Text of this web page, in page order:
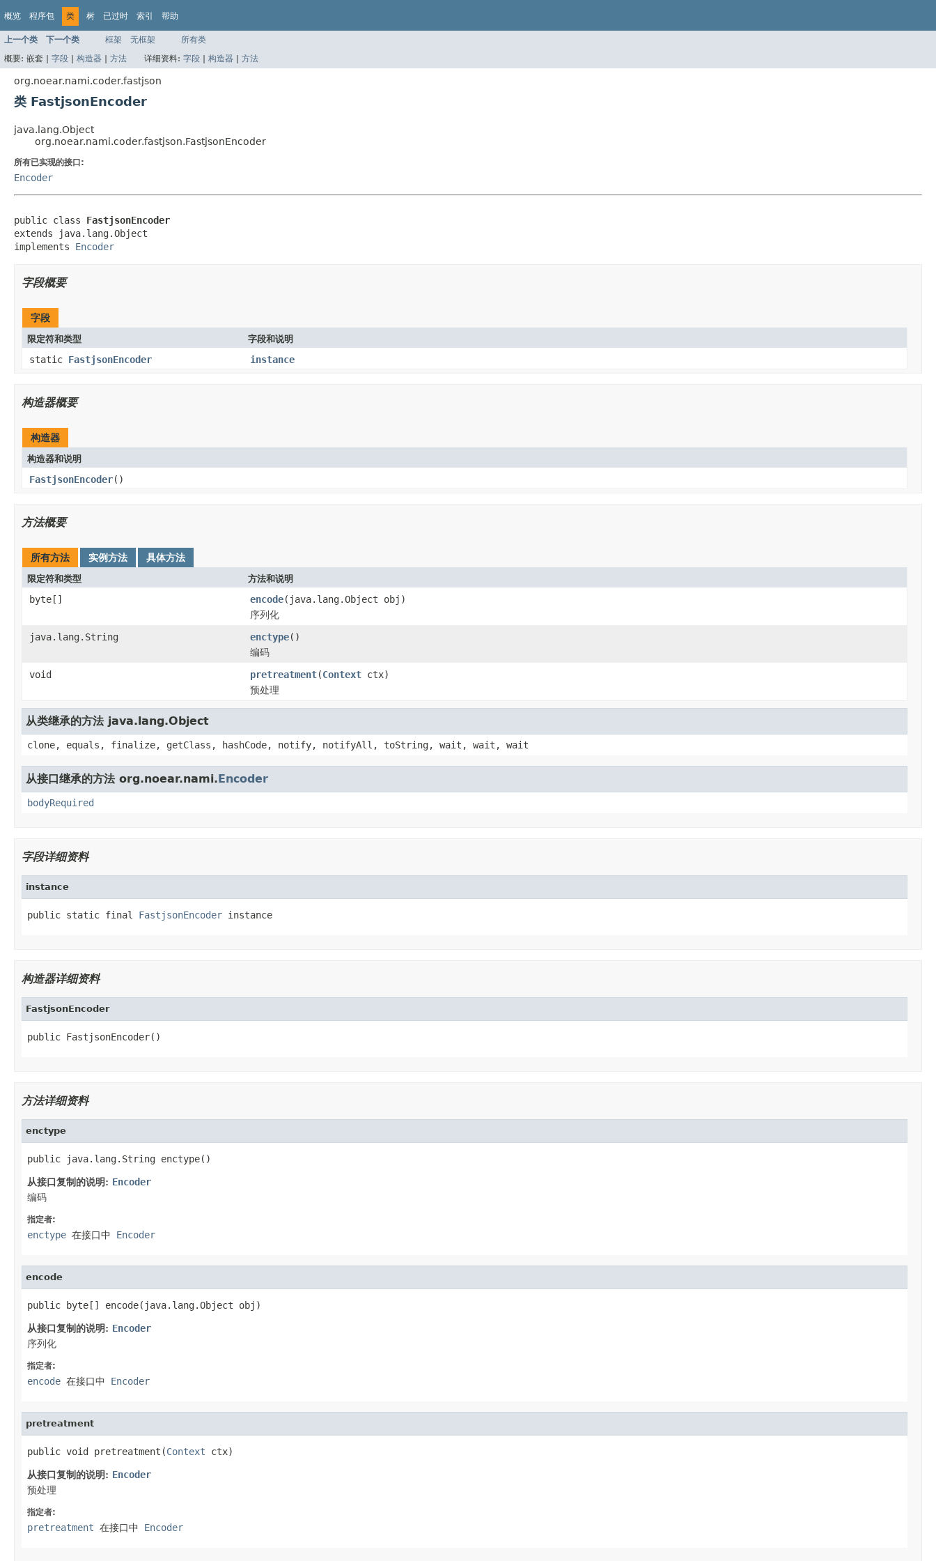
概览 程序包 类 树 已过时 索引 帮助
上一个类 下一个类 框架 无框架
所有类
概要: 嵌套 | 字段 | 构造器 | 方法 详细资料: 字段 | 构造器 | 方法
org.noear.nami.coder.fastjson
类 FastjsonEncoder
java.lang.Object
org.noear.nami.coder.fastjson.FastjsonEncoder
所有已实现的接口:
Encoder
public class FastjsonEncoder
extends java.lang.Object
implements Encoder
字段概要
字段
限定符和类型 字段和说明
static FastjsonEncoder instance
构造器概要
构造器
构造器和说明
FastjsonEncoder()
方法概要
所有方法 实例方法 具体方法
限定符和类型 方法和说明
byte[] encode(java.lang.Object obj)
序列化
java.lang.String
enctype()
编码
void
pretreatment(Context ctx)
预处理
从类继承的方法 java.lang.Object
clone, equals, finalize, getClass, hashCode, notify, notifyAll, toString, wait, wait, wait
从接口继承的方法 org.noear.nami.Encoder
bodyRequired
字段详细资料
instance
public static final FastjsonEncoder instance
构造器详细资料
FastjsonEncoder
public FastjsonEncoder()
方法详细资料
enctype
public java.lang.String enctype()
从接口复制的说明: Encoder
编码
指定者:
enctype 在接口中 Encoder
encode
public byte[] encode(java.lang.Object obj)
从接口复制的说明: Encoder
序列化
指定者:
encode 在接口中 Encoder
pretreatment
public void pretreatment(Context ctx)
从接口复制的说明: Encoder
预处理
指定者:
pretreatment 在接口中 Encoder